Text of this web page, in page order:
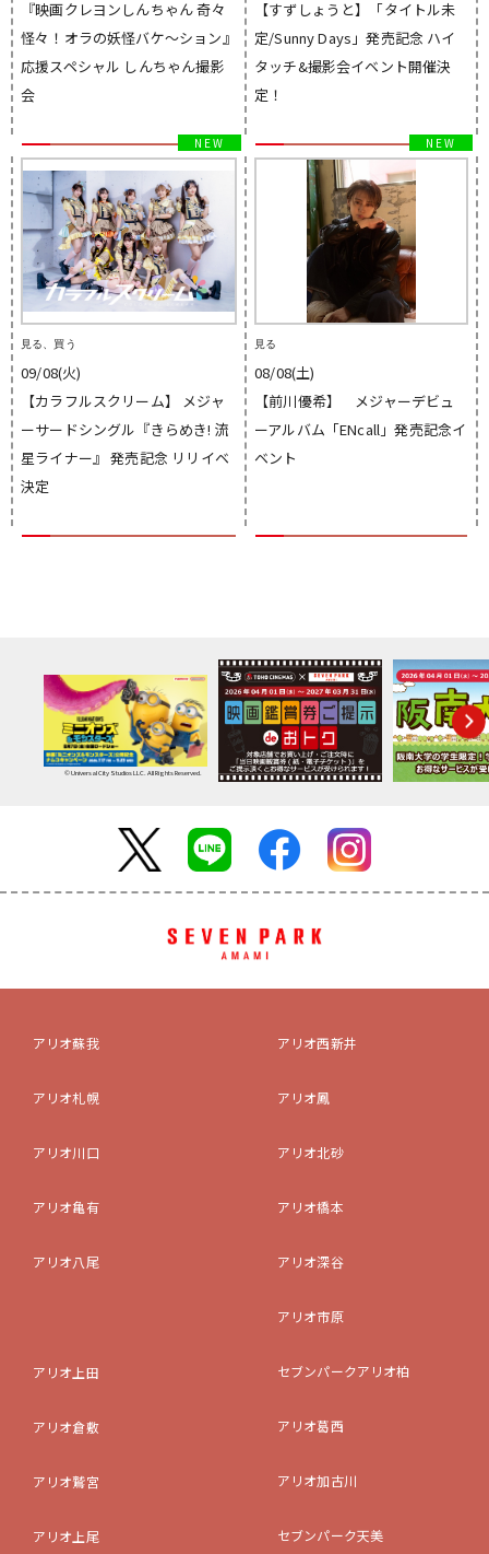
『映画クレヨンしんちゃん 奇々
怪々！オラの妖怪バケ〜ション』
応援スペシャル しんちゃん撮影
会
【すずしょうと】「タイトル未
定/Sunny Days」発売記念 ハイ
タッチ&撮影会イベント開催決
定！
見る、買う
09/08(火)
【カラフルスクリーム】 メジャ
ーサードシングル『きらめき! 流
星ライナー』 発売記念 リリイベ
決定
見る
08/08(土)
【前川優希】 メジャーデビュ
ーアルバム「ENcall」発売記念イ
ベント
© Universal City Studios LLC. All Rights Reserved.
アリオ蘇我
アリオ札幌
アリオ川口
アリオ亀有
アリオ八尾
アリオ上田
アリオ倉敷
アリオ鷲宮
アリオ上尾
アリオ西新井
アリオ鳳
アリオ北砂
アリオ橋本
アリオ深谷
アリオ市原
セブンパークアリオ柏
アリオ葛西
アリオ加古川
セブンパーク天美